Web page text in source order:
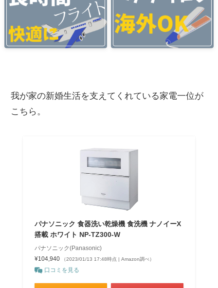
我が家の新婚生活を支えてくれている家電一位が
こちら。
パナソニック 食器洗い乾燥機 食洗機 ナノイーX
搭載 ホワイト NP-TZ300-W
パナソニック(Panasonic)
¥104,940
（2023/01/13 17:48時点 | Amazon調べ）
口コミを見る